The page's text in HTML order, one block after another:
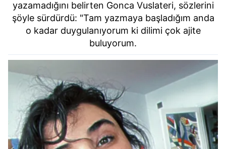
yazamadığını belirten Gonca Vuslateri, sözlerini
şöyle sürdürdü: "Tam yazmaya başladığım anda
o kadar duygulanıyorum ki dilimi çok ajite
buluyorum.